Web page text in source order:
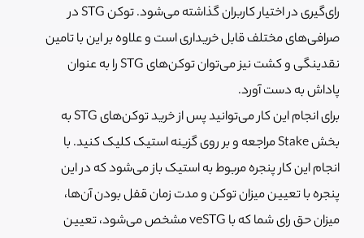
رای‌گیری در اختیار کاربران گذاشته می‌شود. توکن STG در
صرافی‌های مختلف قابل خریداری است و علاوه بر این با تامین
نقدینگی و کشت نیز می‌توان توکن‌های STG را به عنوان
پاداش به دست آورد.
برای انجام این کار می‌توانید پس از خرید توکن‌های STG به
بخش Stake مراجعه و بر روی گزینه استیک کلیک کنید. با
انجام این کار پنجره مربوط به استیک باز می‌شود که در این
پنجره با تعیین میزان توکن و مدت زمان قفل بودن آن‌ها،
میزان حق رای شما که با veSTG مشخص می‌شود، تعیین